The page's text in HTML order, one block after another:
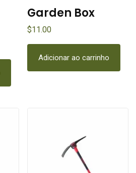
Garden Box
$11.00
Adicionar ao carrinho